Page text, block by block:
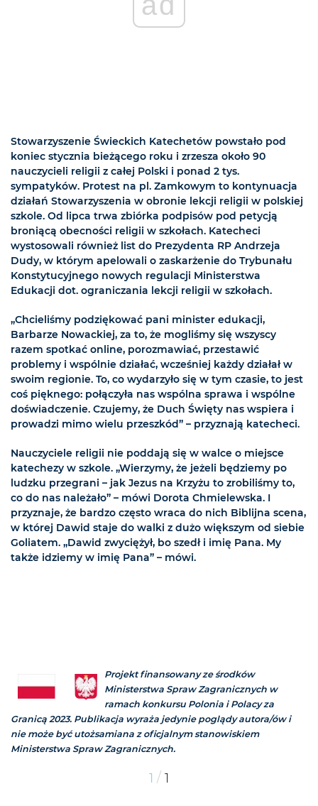
Stowarzyszenie Świeckich Katechetów powstało pod
koniec stycznia bieżącego roku i zrzesza około 90
nauczycieli religii z całej Polski i ponad 2 tys.
sympatyków. Protest na pl. Zamkowym to kontynuacja
działań Stowarzyszenia w obronie lekcji religii w polskiej
szkole. Od lipca trwa zbiórka podpisów pod petycją
broniącą obecności religii w szkołach. Katecheci
wystosowali również list do Prezydenta RP Andrzeja
Dudy, w którym apelowali o zaskarżenie do Trybunału
Konstytucyjnego nowych regulacji Ministerstwa
Edukacji dot. ograniczania lekcji religii w szkołach.
„Chcieliśmy podziękować pani minister edukacji,
Barbarze Nowackiej, za to, że mogliśmy się wszyscy
razem spotkać online, porozmawiać, przestawić
problemy i wspólnie działać, wcześniej każdy działał w
swoim regionie. To, co wydarzyło się w tym czasie, to jest
coś pięknego: połączyła nas wspólna sprawa i wspólne
doświadczenie. Czujemy, że Duch Święty nas wspiera i
prowadzi mimo wielu przeszkód” – przyznają katecheci.
Nauczyciele religii nie poddają się w walce o miejsce
katechezy w szkole. „Wierzymy, że jeżeli będziemy po
ludzku przegrani – jak Jezus na Krzyżu to zrobiliśmy to,
co do nas należało” – mówi Dorota Chmielewska. I
przyznaje, że bardzo często wraca do nich Biblijna scena,
w której Dawid staje do walki z dużo większym od siebie
Goliatem. „Dawid zwyciężył, bo szedł i imię Pana. My
także idziemy w imię Pana” – mówi.
Projekt finansowany ze środków
Ministerstwa Spraw Zagranicznych w
ramach konkursu Polonia i Polacy za
Granicą 2023. Publikacja wyraża jedynie poglądy autora/ów i
nie może być utożsamiana z oficjalnym stanowiskiem
Ministerstwa Spraw Zagranicznych.
1 / 1